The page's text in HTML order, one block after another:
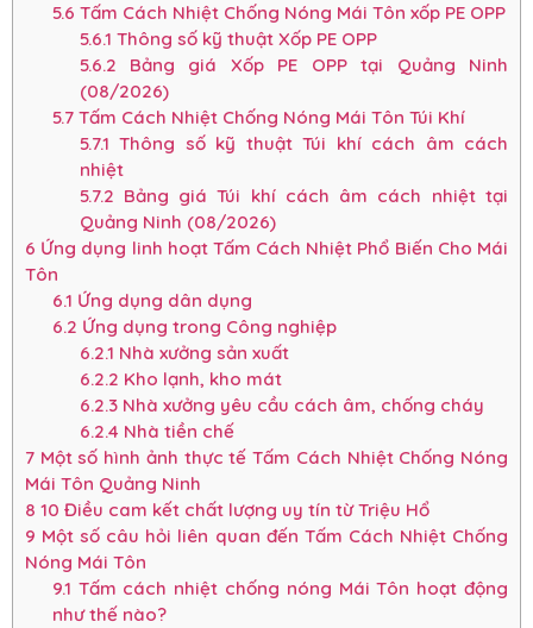
5.6 Tấm Cách Nhiệt Chống Nóng Mái Tôn xốp PE OPP
5.6.1 Thông số kỹ thuật Xốp PE OPP
5.6.2 Bảng giá Xốp PE OPP tại Quảng Ninh
(08/2026)
5.7Tấm Cách Nhiệt Chống Nóng Mái Tôn Túi Khí
5.7.1 Thông số kỹ thuật Túi khí cách âm cách
nhiệt
5.7.2 Bảng giá Túi khí cách âm cách nhiệt tại
Quảng Ninh (08/2026)
6 Ứng dụng linh hoạt Tấm Cách Nhiệt Phổ Biến Cho Mái
Tôn
6.1 Ứng dụng dân dụng
6.2 Ứng dụng trong Công nghiệp
6.2.1 Nhà xưởng sản xuất
6.2.2 Kho lạnh, kho mát
6.2.3Nhà xưởng yêu cầu cách âm, chống cháy
6.2.4 Nhà tiền chế
7 Một số hình ảnh thực tế Tấm Cách Nhiệt Chống Nóng
Mái Tôn Quảng Ninh
8 10 Điều cam kết chất lượng uy tín từ Triệu Hổ
9 Một số câu hỏi liên quan đến Tấm Cách Nhiệt Chống
Nóng Mái Tôn
9.1 Tấm cách nhiệt chống nóng Mái Tôn hoạt động
như thế nào?